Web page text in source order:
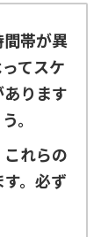
帯が異
てスケ
ります
。
れらの
。必ず